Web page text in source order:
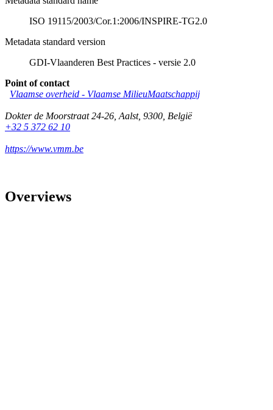
ISO 19115/2003/Cor.1:2006/INSPIRE-TG2.0
Metadata standard version
GDI-Vlaanderen Best Practices - versie 2.0
Point of contact
Vlaamse overheid - Vlaamse MilieuMaatschappij
Dokter de Moorstraat 24-26 Aalst, 9300 België
+32 5 372 62 10
https://www.vmm.be
Overviews